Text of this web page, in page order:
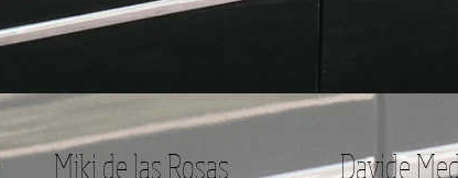
Miki de las Rosas Davide